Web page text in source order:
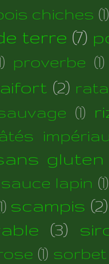
chiches (1)
terre (7)
proverbe (1)
(2)
(1)
gluten
sauce lapin (1)
scampis (2)
(3)
(1)